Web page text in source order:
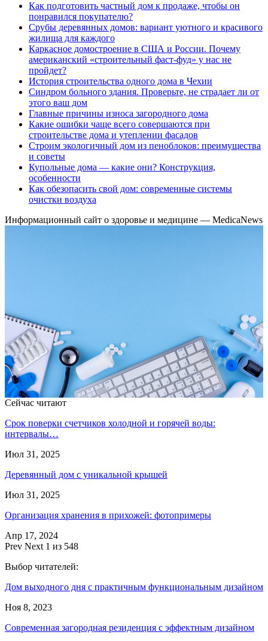
Как подготовить частный дом к продаже, чтобы он
понравился покупателю?
Срубы деревянных домов: вариант уютного и красивого
жилища для каждого
Каркасное домостроение в США и России. Почему
американский «строительный фаст-фуд» у нас не
пройдет?
История строительства одного дома в Чехии
Синдром больного здания. Проверьте, не страдает ли от
этого ваш дом
Главные причины износа загородного дома
Какие ошибки чаще всего совершаются при
строительстве дома и утеплении фасадов
Строим экологичный дом из пеноблоков: преимущества
и советы
Купольные дома — какие они? Конструкция,
особенности
Как обезопасить свой дом: современные системы
очистки воздуха
Информационный сайт о здоровье и медицине — MedicaNews
Сейчас читают
Срок поверки счетчиков холодной и горячей воды:
интервалы…
Июл 31, 2025
Деревянный дом с уникальной крышей
Июл 31, 2025
Организация хранения в прихожей: фотопримеры
Апр 17, 2024
Prev Next 1 из 548
Выбор читателей:
Дом выходного дня с практичным функциональным дизайном
Ноя 8, 2023
Современная загородная резиденция с эффектным дизайном